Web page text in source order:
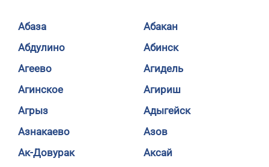
Абаза
Абакан
Абдулино
Абинск
Агеево
Агидель
Агинское
Агириш
Агрыз
Адыгейск
Азнакаево
Азов
Ак-Довурак
Аксай